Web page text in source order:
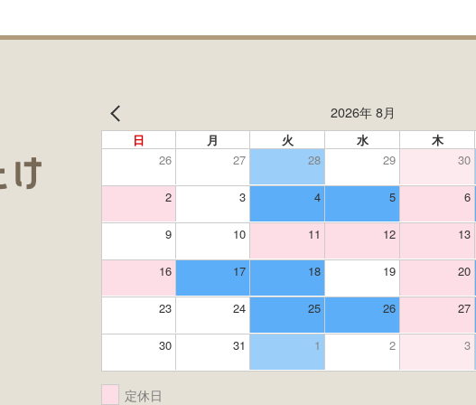
2026年 8月
日 月 火 水 木
26
27 28 29 30
2 3 4 5 6
9 10 11 12 13
16 17 18 19 20
23 24 25 26 27
30 31 1 2 3
定休日